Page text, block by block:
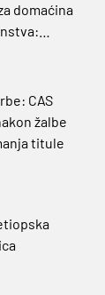
domaćina
CAS
žalbe
titule